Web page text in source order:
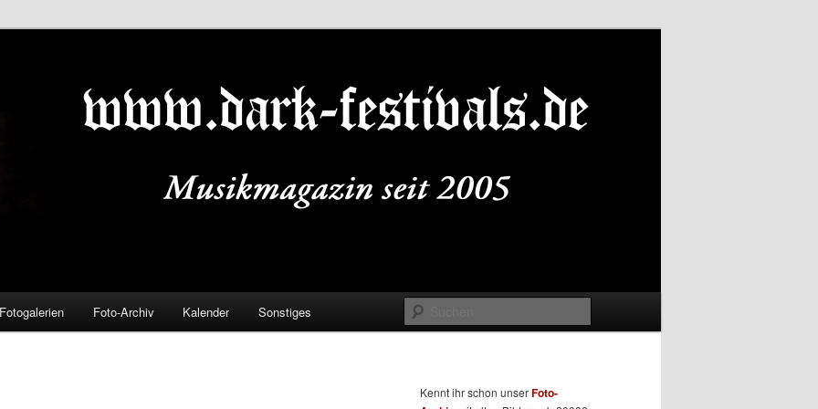
Fotogalerien Foto-Archiv Kalender Sonstiges
Kennt ihr schon unserFoto-